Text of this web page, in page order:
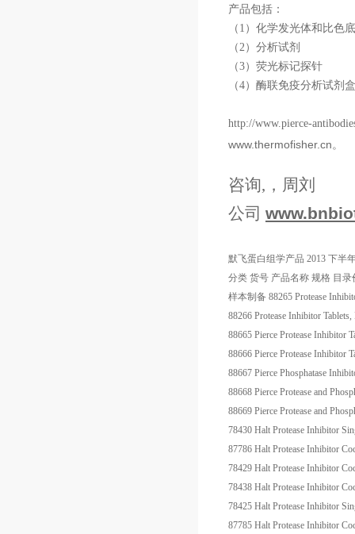
产品包括：
（ 1 ）化学发光体和比色
（2）分析试剂
（3）荧光标记探针
（4）酶联免疫分析试剂
http://www.pierce-
www.thermofisher.cn。
咨询,，周刘
公司
默飞蛋白组学产品 2013 下半
分类 货号 产品名称 规格 目录
样本制备 88265 Protease
88266 Protease Inhibitor
88665 Pierce Protease Inhibitor
88666 Pierce Protease Inhibitor
88667 Pierce Phosphatase
88668 Pierce Protease and
88669 Pierce Protease and
78430 Halt Protease Inhibitor
87786 Halt Protease Inhibitor
78429 Halt Protease Inhibitor
78438 Halt Protease Inhibitor
78425 Halt Protease Inhibitor
87785 Halt Protease Inhibitor